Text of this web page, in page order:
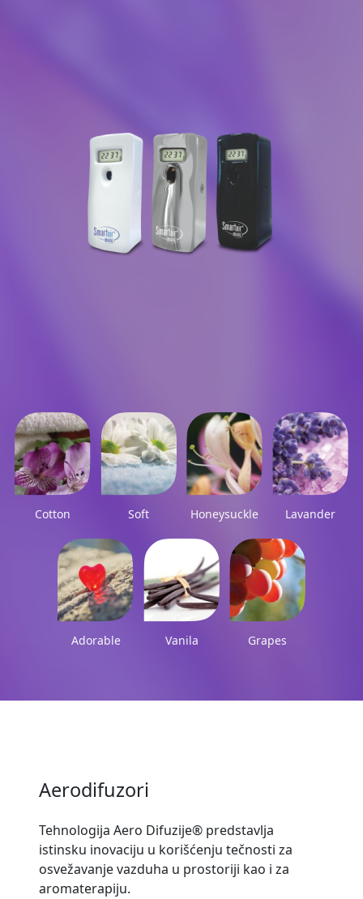
Cotton Soft Honeysuckle Lavander
Adorable Vanila Grapes
Aerodifuzori
Tehnologija Aero Difuzije® predstavlja
istinsku inovaciju u korišćenju tečnosti za
osvežavanje vazduha u prostoriji kao i za
aromaterapiju.